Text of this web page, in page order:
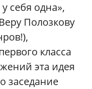
себя одна»,
Полозкову
класса
эта идея
заседание